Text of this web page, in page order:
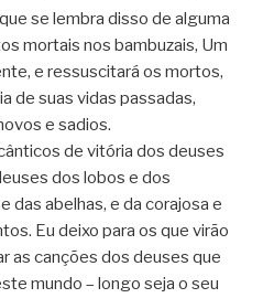
se lembra disso de alguma
mortais nos bambuzais, Um
e ressuscitará os mortos,
de suas vidas passadas,
e sadios.
de vitória dos deuses
dos lobos e dos
das abelhas, e da corajosa e
Eu deixo para os que virão
as canções dos deuses que
mundo – longo seja o seu